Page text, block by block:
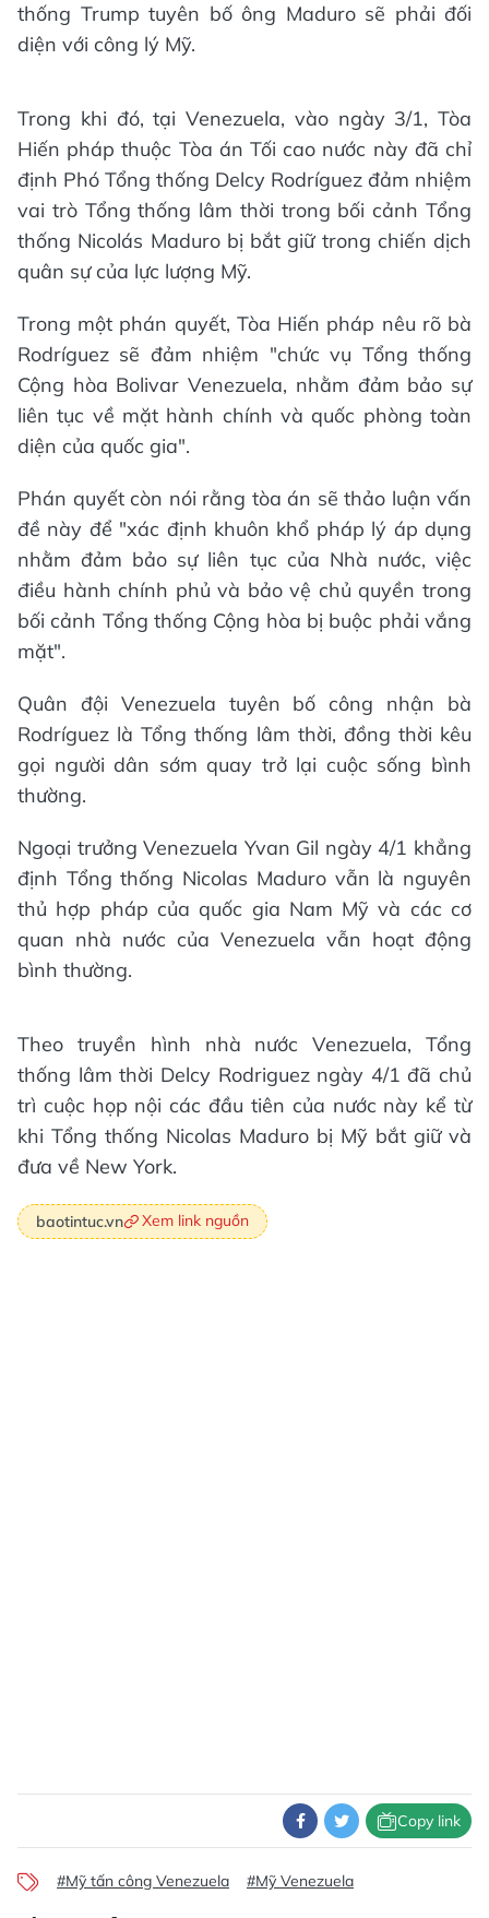
thống Trump tuyên bố ông Maduro sẽ phải đối
diện với công lý Mỹ.
Trong khi đó, tại Venezuela, vào ngày 3/1, Tòa
Hiến pháp thuộc Tòa án Tối cao nước này đã chỉ
định Phó Tổng thống Delcy Rodríguez đảm nhiệm
vai trò Tổng thống lâm thời trong bối cảnh Tổng
thống Nicolás Maduro bị bắt giữ trong chiến dịch
quân sự của lực lượng Mỹ.
Trong một phán quyết, Tòa Hiến pháp nêu rõ bà
Rodríguez sẽ đảm nhiệm "chức vụ Tổng thống
Cộng hòa Bolivar Venezuela, nhằm đảm bảo sự
liên tục về mặt hành chính và quốc phòng toàn
diện của quốc gia".
Phán quyết còn nói rằng tòa án sẽ thảo luận vấn
đề này để "xác định khuôn khổ pháp lý áp dụng
nhằm đảm bảo sự liên tục của Nhà nước, việc
điều hành chính phủ và bảo vệ chủ quyền trong
bối cảnh Tổng thống Cộng hòa bị buộc phải vắng
mặt".
Quân đội Venezuela tuyên bố công nhận bà
Rodríguez là Tổng thống lâm thời, đồng thời kêu
gọi người dân sớm quay trở lại cuộc sống bình
thường.
Ngoại trưởng Venezuela Yvan Gil ngày 4/1 khẳng
định Tổng thống Nicolas Maduro vẫn là nguyên
thủ hợp pháp của quốc gia Nam Mỹ và các cơ
quan nhà nước của Venezuela vẫn hoạt động
bình thường.
Theo truyền hình nhà nước Venezuela, Tổng
thống lâm thời Delcy Rodriguez ngày 4/1 đã chủ
trì cuộc họp nội các đầu tiên của nước này kể từ
khi Tổng thống Nicolas Maduro bị Mỹ bắt giữ và
đưa về New York.
baotintuc.vn Xem link nguồn
Copy link
#Mỹ tấn công Venezuela #Mỹ Venezuela